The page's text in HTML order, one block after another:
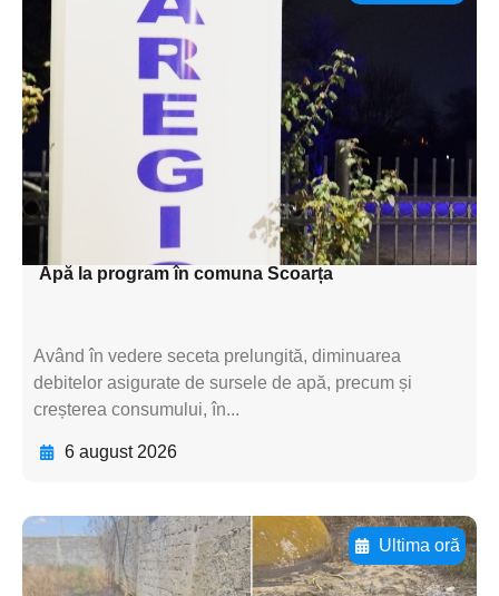
Adaugă aici textul pentru
subtitluAdaugă aici
textul pentru
subtitluAdaugă aici
textul pentru
subtitluAdaugă aici
textul pentru subti
Apă la program în comuna Scoarța
Având în vedere seceta prelungită, diminuarea
debitelor asigurate de sursele de apă, precum și
creșterea consumului, în...
6 august 2026
Ultima oră
Adaugă aici textul pentru